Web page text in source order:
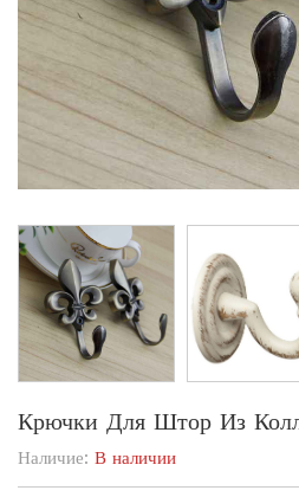
Крючки Для Штор Из
Наличие: В наличии